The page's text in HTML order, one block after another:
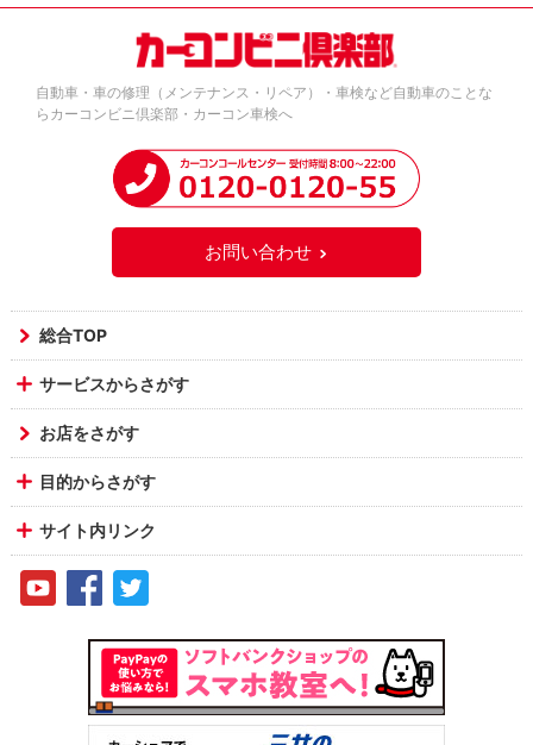
自動車・車の修理（メンテナンス・リペア）・車検など自動車のことな
らカーコンビニ倶楽部・カーコン車検へ
お問い合わせ
総合TOP
サービスからさがす
お店をさがす
目的からさがす
サイト内リンク